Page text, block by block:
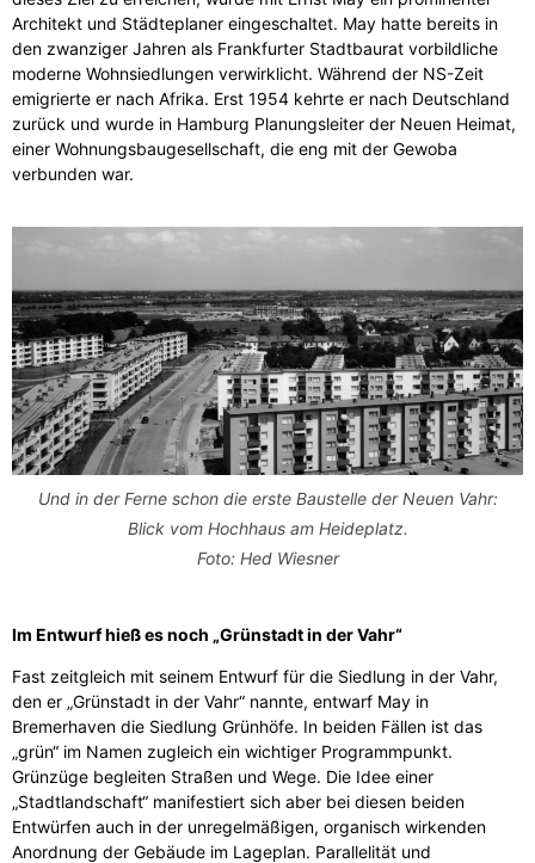
Architekt und Städteplaner eingeschaltet. May hatte bereits in
den zwanziger Jahren als Frankfurter Stadtbaurat vorbildliche
moderne Wohnsiedlungen verwirklicht. Während der NS-Zeit
emigrierte er nach Afrika. Erst 1954 kehrte er nach Deutschland
zurück und wurde in Hamburg Planungsleiter der Neuen Heimat,
einer Wohnungsbaugesellschaft, die eng mit der Gewoba
verbunden war.
Und in der Ferne schon die erste Baustelle der Neuen Vahr:
Blick vom Hochhaus am Heideplatz.
Foto: Hed Wiesner
Im Entwurf hieß es noch „Grünstadt in der Vahr“
Fast zeitgleich mit seinem Entwurf für die Siedlung in der Vahr,
den er „Grünstadt in der Vahr“ nannte, entwarf May in
Bremerhaven die Siedlung Grünhöfe. In beiden Fällen ist das
„grün“ im Namen zugleich ein wichtiger Programmpunkt.
Grünzüge begleiten Straßen und Wege. Die Idee einer
„Stadtlandschaft“ manifestiert sich aber bei diesen beiden
Entwürfen auch in der unregelmäßigen, organisch wirkenden
Anordnung der Gebäude im Lageplan. Parallelität und